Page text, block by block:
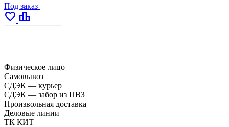
Под заказ
favorite leaderboard
Физическое лицо
Самовывоз
СДЭК — курьер
СДЭК — забор из ПВЗ
Произвольная доставка
Деловые линии
ТК КИТ